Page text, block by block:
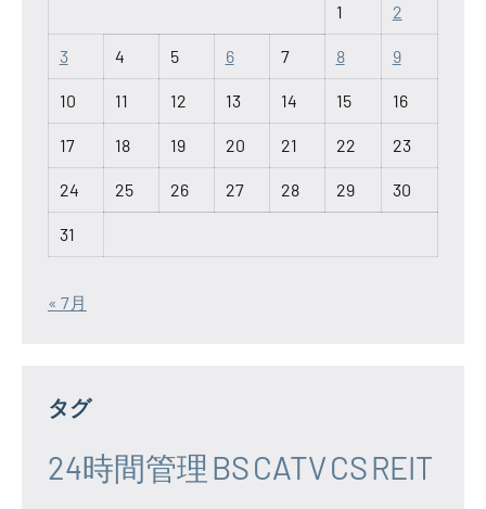
1 2
3 4 5 6 7 8 9
10 11 12 13 14 15 16
17 18 19 20 21 22 23
24 25 26 27 28 29 30
31
« 7月
タグ
24時間管理 BSCATVCSREIT